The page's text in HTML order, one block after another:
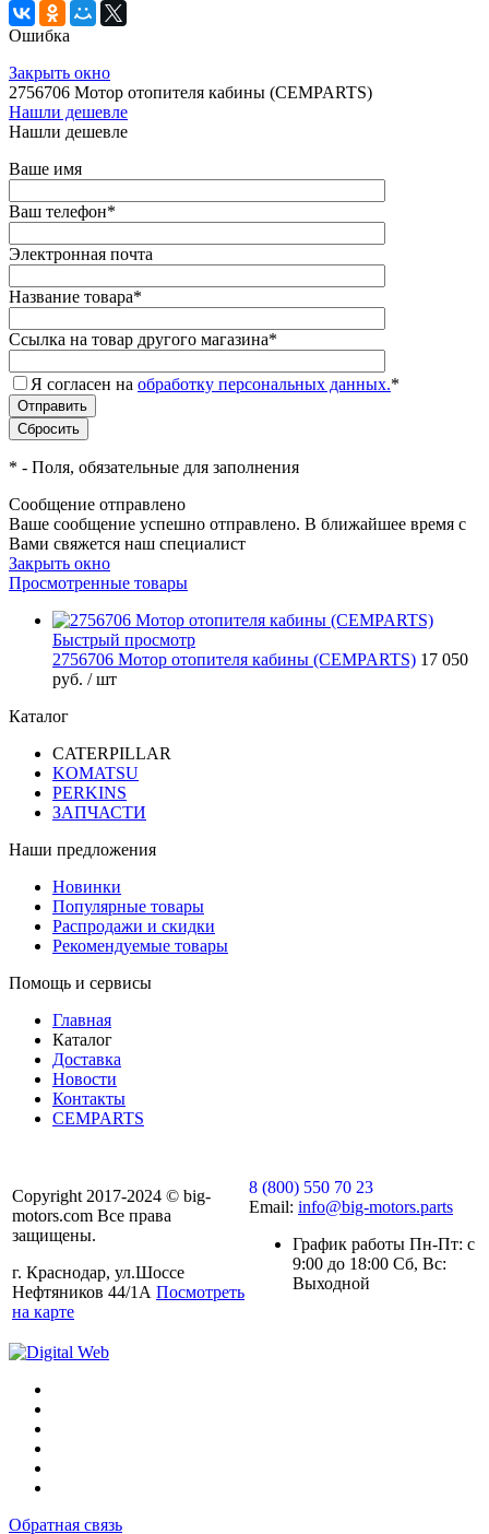
Ошибка
Закрыть окно
2756706 Мотор отопителя кабины (CEMPARTS)
Нашли дешевле
Нашли дешевле
Ваше имя
Ваш телефон*
Электронная почта
Название товара*
Ссылка на товар другого магазина*
Я согласен на обработку персональных данных.*
* - Поля, обязательные для заполнения
Сообщение отправлено
Ваше сообщение успешно отправлено. В ближайшее время с
Вами свяжется наш специалист
Закрыть окно
Просмотренные товары
Быстрый просмотр
2756706 Мотор отопителя кабины (CEMPARTS) 17 050
руб. / шт
Каталог
CATERPILLAR
KOMATSU
PERKINS
ЗАПЧАСТИ
Наши предложения
Новинки
Популярные товары
Распродажи и скидки
Рекомендуемые товары
Помощь и сервисы
Главная
Каталог
Доставка
Новости
Контакты
CEMPARTS
Copyright 2017-2024 © big-
motors.com Все права
защищены.
г. Краснодар, ул.Шоссе
Нефтяников 44/1А Посмотреть
на карте
8 (800) 550 70 23
Email: info@big-motors.parts
График работы Пн-Пт: с
9:00 до 18:00 Сб, Вс:
Выходной
Обратная связь